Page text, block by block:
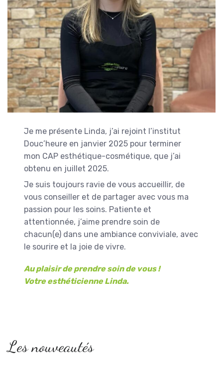
Je me présente Linda, j’ai rejoint l’institut
Douc’heure en janvier 2025 pour terminer
mon CAP esthétique-cosmétique, que j’ai
obtenu en juillet 2025.
Je suis toujours ravie de vous accueillir, de
vous conseiller et de partager avec vous ma
passion pour les soins. Patiente et
attentionnée, j’aime prendre soin de
chacun(e) dans une ambiance conviviale, avec
le sourire et la joie de vivre.
Au plaisir de prendre soin de vous !
Votre esthéticienne Linda.
Les nouveautés